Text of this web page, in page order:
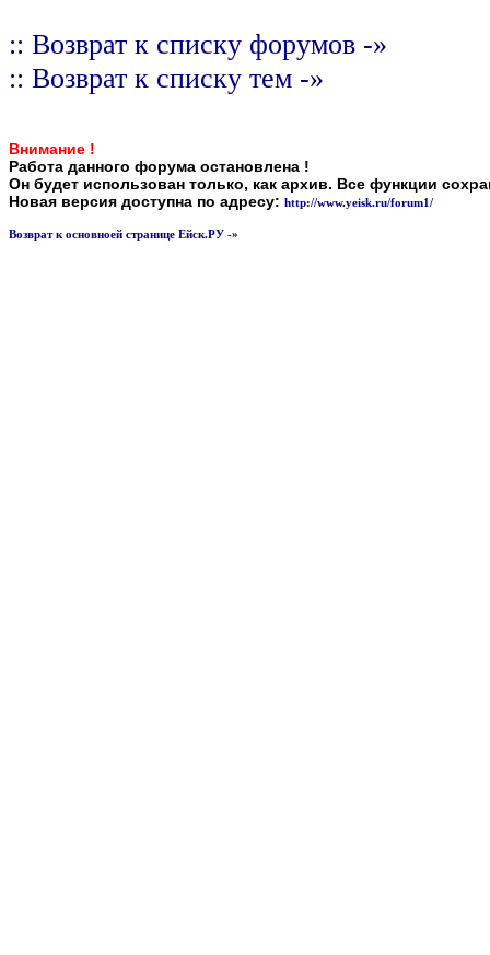
:: Возврат к списку форумов -»
:: Возврат к списку тем -»
Внимание !
Работа данного форума остановлена !
Он будет использован только, как архив. Все функции
Новая версия доступна по адресу: http://www.yeisk.ru/forum1/
Возврат к основноей странице Ейск.РУ -»